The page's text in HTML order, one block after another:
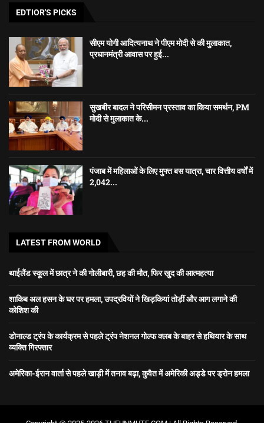
EDTIOR'S PICKS
सीएम योगी आदित्यनाथ ने पीएम मोदी से की मुलाकात,
प्रधानमंत्री आवास पर हुई...
सुखबीर बादल ने परिसीमन प्रस्ताव का किया समर्थन, PM
मोदी से मुलाकात के...
पंजाब में महिलाओं के लिए मुफ्त बस यात्रा, चार वित्तीय वर्षों में
2,042...
LATEST FROM WORLD
थाईलैंड स्कूल में छात्र ने की गोलीबारी, छह की मौत, फिर खुद की आत्महत्या
शाकिब अल हसन के घर पर हमला, उपद्रवियों ने खिड़कियां तोड़ीं और आग लगाने की
कोशिश की
डोनाल्ड ट्रंप के कार्यक्रम से पहले ट्रंप नेशनल गोल्फ क्लब के बाहर से हथियार के साथ
व्यक्ति गिरफ्तार
अमेरिका-ईरान वार्ता से पहले खाड़ी में तनाव बढ़ा, कुवैत में अमेरिकी अड्डे पर ड्रोन हमला